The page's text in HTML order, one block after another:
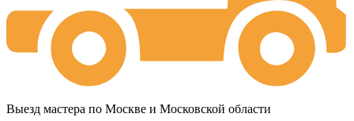
Выезд мастера по Москве и Московской области